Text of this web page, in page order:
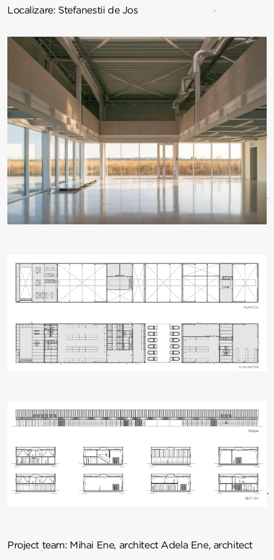
Localizare: Stefanestii de Jos
Project team: Mihai Ene, architectAdela Ene, architect